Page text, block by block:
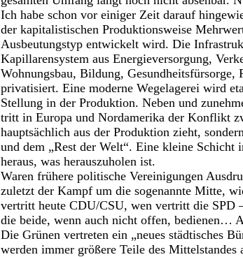
Ich habe schon vor einiger Zeit darauf
der kapitalistischen Produktionsweise
Ausbeutungstyp entwickelt wird. Die
Kapillarensystem aus Energieversorgung,
Wohnungsbau, Bildung,
privatisiert. Eine moderne Wegelagerei wird
Stellung in der Produktion. Neben und
tritt in Europa und Nordamerika der Konflikt
hauptsächlich aus der Produktion zieht,
und dem „Rest der Welt“. Eine kleine Schicht
heraus, was herauszuholen ist.
Waren frühere politische Vereinigungen
zuletzt der Kampf um die sogenannte Mitte,
vertritt heute CDU/CSU, wen vertritt die SPD
die beide, wenn auch nicht offen, bedienen…
Die Grünen vertreten ein „neues städtisches
werden immer größere Teile des